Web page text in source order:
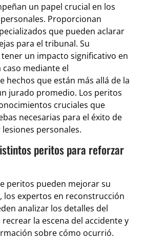
un papel crucial en los
Proporcionan
que pueden aclarar
para el tribunal. Su
un impacto significativo en
mediante el
hechos que están más allá de la
jurado promedio. Los peritos
cruciales que
necesarias para el éxito de
personales.
peritos para reforzar
peritos pueden mejorar su
los expertos en reconstrucción
analizar los detalles del
la escena del accidente y
sobre cómo ocurrió.